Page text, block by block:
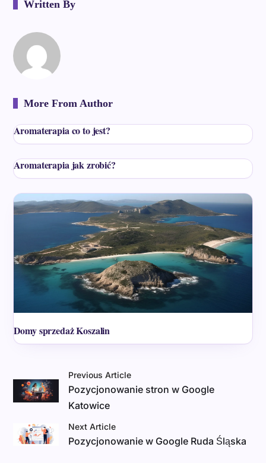
Written By
More From Author
Aromaterapia co to jest?
Aromaterapia jak zrobić?
Domy sprzedaż Koszalin
Previous Article
Pozycjonowanie stron w Google
Katowice
Next Article
Pozycjonowanie w Google Ruda Śląska